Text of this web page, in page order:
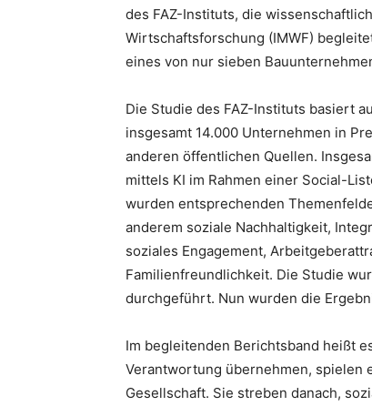
des FAZ-Instituts, die
Wirtschaftsforschung (IMWF)
eines von nur sieben
Die Studie des FAZ-Instituts basiert
insgesamt 14.000 Unternehmen in
anderen öffentlichen Quellen.
mittels KI im Rahmen einer Social-
wurden entsprechenden
anderem soziale Nachhaltigkeit,
soziales Engagement,
Familienfreundlichkeit. Die Studie
durchgeführt. Nun wurden die
Im begleitenden Berichtsband heißt
Verantwortung übernehmen, spielen
Gesellschaft. Sie streben danach,